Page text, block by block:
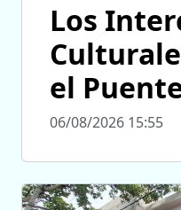
Los
el
06/08/2026 15:55